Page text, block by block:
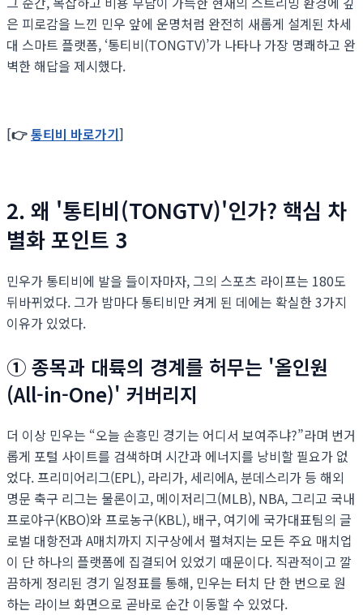
은 피로감을 느낀 민우 앞에 운명처럼 완전히 새롭게 설계된 차세
대 스마트 플랫폼, ‘통티비(TONGTV)’가 나타나 가장 명쾌하고 완
벽한 해답을 제시했다.
[👉통티비 바로가기]
2. 왜 '통티비(TONGTV)'인가? 핵심 차
별화 포인트 3
민우가 통티비에 발을 들이자마자, 그의 스포츠 라이프는 180도
뒤바뀌었다. 그가 밤마다 통티비만 켜게 된 데에는 확실한 3가지
이유가 있었다.
① 종목과 대륙의 경계를 허무는 '올인원
(All-in-One)' 커버리지
더 이상 민우는 “오늘 손흥민 경기는 어디서 보여주냐?”라며 번거
롭게 포털 사이트를 검색하며 시간과 에너지를 낭비할 필요가 없
었다. 프리미어리그(EPL), 라리가, 세리에A, 분데스리가 등 해외
명문 축구 리그는 물론이고, 메이저리그(MLB), NBA, 그리고 국내
프로야구(KBO)와 프로농구(KBL), 배구, 여기에 국가대표팀의 글
로벌 대항전과 A매치까지 지구상에서 펼쳐지는 모든 주요 매치업
이 단 하나의 플랫폼에 집결되어 있었기 때문이다. 직관적이고 깔
끔하게 정리된 경기 일정표를 통해, 민우는 터치 단 한 번으로 원
하는 라이브 화면으로 곧바로 순간 이동할 수 있었다.